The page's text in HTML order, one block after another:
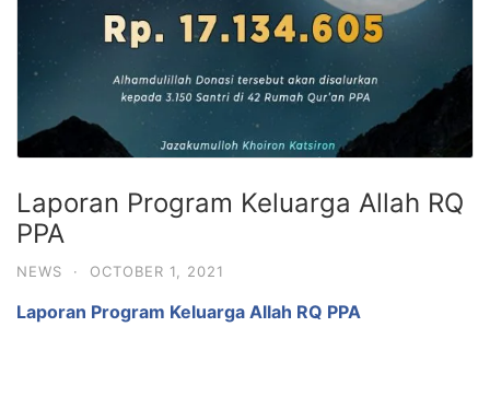
Laporan Program Keluarga Allah RQ
PPA
NEWS · OCTOBER 1, 2021
Laporan Program Keluarga Allah RQ PPA